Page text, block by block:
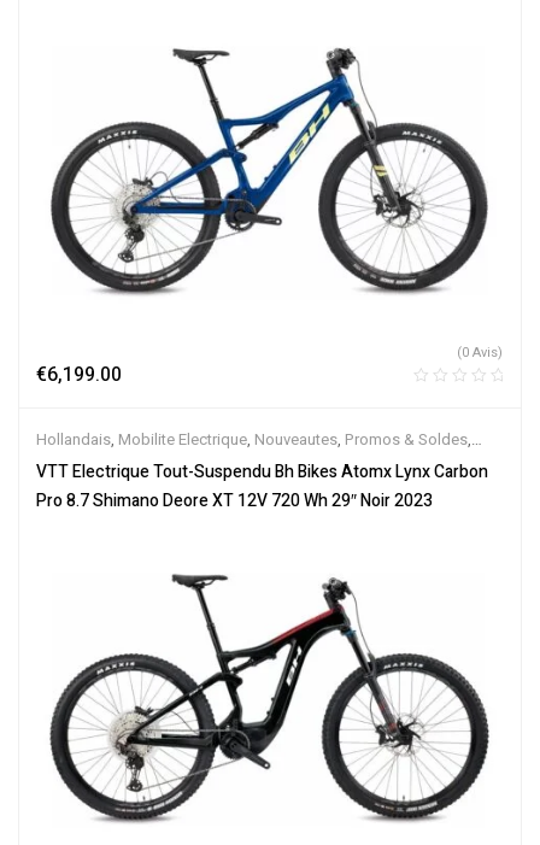
€6,199.00
(0 Avis)
Hollandais, Mobilite Electrique, Nouveautes, Promos & Soldes,
Tout-Suspendus,Vélo électrique ville,Velos Electriques,VTT
Électriques
VTT Electrique Tout-Suspendu Bh Bikes Atomx Lynx Carbon
Pro 8.7 Shimano Deore XT 12V 720 Wh 29″ Noir 2023